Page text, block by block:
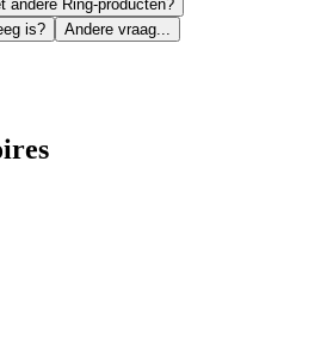
andere Ring-producten?
is?
Andere vraag...